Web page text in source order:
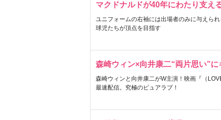
マクドナルドが40年にわたり支え
ユニフォームの右袖には出場者のみに与えら
球児たちが頂点を目指す
森崎ウィン×向井康二“両片思い”
森崎ウィンと向井康二がW主演！映画『（
最速配信。究極のピュアラブ！